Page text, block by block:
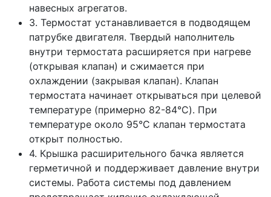
навесных агрегатов.
3. Термостат устанавливается в подводящем
патрубке двигателя. Твердый наполнитель
внутри термостата расширяется при нагреве
(открывая клапан) и сжимается при
охлаждении (закрывая клапан). Клапан
термостата начинает открываться при целевой
температуре (примерно 82-84°C). При
температуре около 95°C клапан термостата
открыт полностью.
4. Крышка расширительного бачка является
герметичной и поддерживает давление внутри
системы. Работа системы под давлением